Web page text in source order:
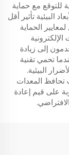
للتوقع مع حماية
البيئية تأثير أقل
الحماية
إلى زيادة
تحمي تقنية
البيئية.
تحافظ المعدات
على قيم إعادة